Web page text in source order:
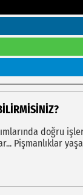
doğru
Pişmanlıklar